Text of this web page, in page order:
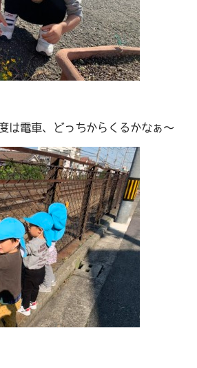
電車、どっちからくるかなぁ～